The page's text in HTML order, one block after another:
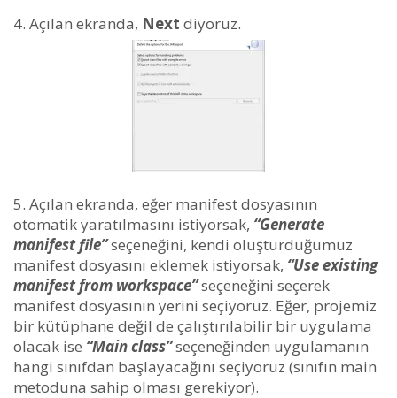
Açılan ekranda, Next diyoruz.
Açılan ekranda, eğer manifest dosyasının
otomatik yaratılmasını istiyorsak, “Generate
manifest file”seçeneğini, kendi oluşturduğumuz
manifest dosyasını eklemek istiyorsak, “Use existing
manifest from workspace”seçeneğini seçerek
manifest dosyasının yerini seçiyoruz. Eğer, projemiz
bir kütüphane değil de çalıştırılabilir bir uygulama
olacak ise “Main class”seçeneğinden uygulamanın
hangi sınıfdan başlayacağını seçiyoruz (sınıfın main
metoduna sahip olması gerekiyor).